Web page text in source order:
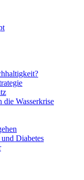
die Wasserkrise
Diabetes